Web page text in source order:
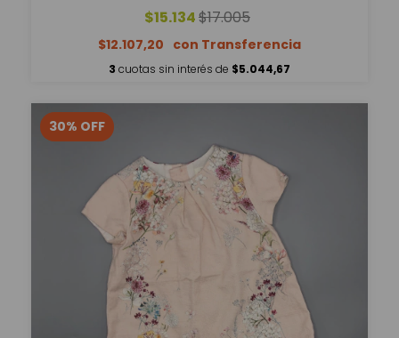
$15.134$17.005
$12.107,20
3 cuotas sin interés de $5.044,67
30% OFF